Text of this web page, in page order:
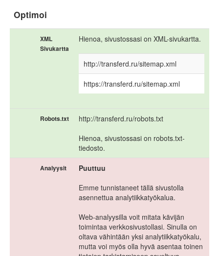
Optimoi
XML
Sivukartta
Hienoa, sivustossasi on XML-sivukartta.
http://transferd.ru/sitemap.xml
https://transferd.ru/sitemap.xml
Robots.txt
http://transferd.ru/robots.txt
Hienoa, sivustossasi on robots.txt-
tiedosto.
Analyysit
Puuttuu
Emme tunnistaneet tällä sivustolla
asennettua analytiikkatyökalua.
Web-analyysilla voit mitata kävijän
toimintaa verkkosivustollasi. Sinulla on
oltava vähintään yksi analytiikkatyökalu,
mutta voi myös olla hyvä asentaa toinen